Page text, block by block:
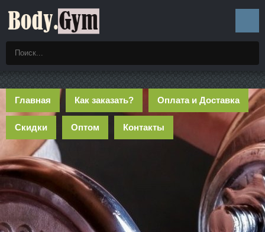
Главная Как заказать? Оплата и Доставка
Скидки Оптом Контакты